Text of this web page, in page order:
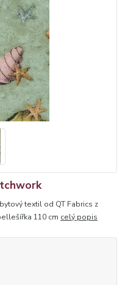
textil od QT Fabrics z
110 cm celý popis